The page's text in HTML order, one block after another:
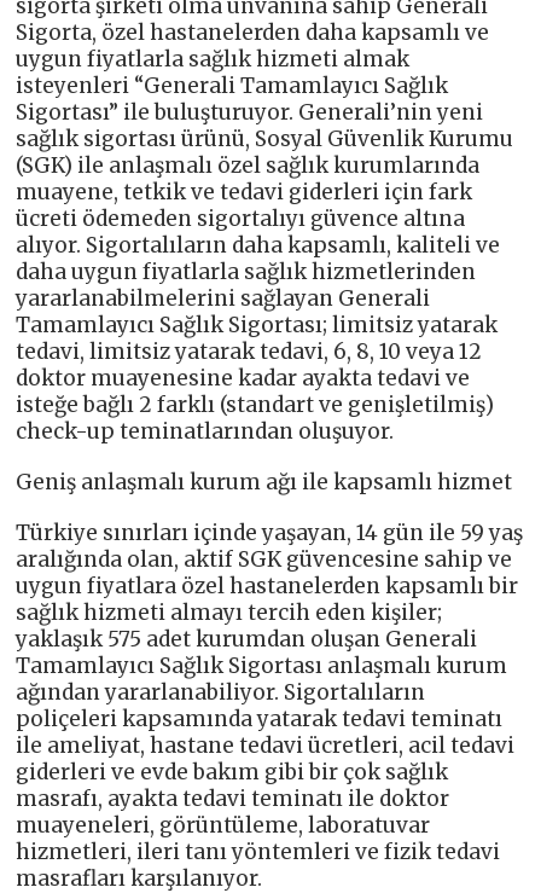
sigorta şirketi olma unvanına sahip Generali
Sigorta, özel hastanelerden daha kapsamlı ve
uygun fiyatlarla sağlık hizmeti almak
isteyenleri “Generali Tamamlayıcı Sağlık
Sigortası” ile buluşturuyor. Generali’nin yeni
sağlık sigortası ürünü, Sosyal Güvenlik Kurumu
(SGK) ile anlaşmalı özel sağlık kurumlarında
muayene, tetkik ve tedavi giderleri için fark
ücreti ödemeden sigortalıyı güvence altına
alıyor. Sigortalıların daha kapsamlı, kaliteli ve
daha uygun fiyatlarla sağlık hizmetlerinden
yararlanabilmelerini sağlayan Generali
Tamamlayıcı Sağlık Sigortası; limitsiz yatarak
tedavi, limitsiz yatarak tedavi, 6, 8, 10 veya 12
doktor muayenesine kadar ayakta tedavi ve
isteğe bağlı 2 farklı (standart ve genişletilmiş)
check-up teminatlarından oluşuyor.
Geniş anlaşmalı kurum ağı ile kapsamlı hizmet
Türkiye sınırları içinde yaşayan, 14 gün ile 59 yaş
aralığında olan, aktif SGK güvencesine sahip ve
uygun fiyatlara özel hastanelerden kapsamlı bir
sağlık hizmeti almayı tercih eden kişiler;
yaklaşık 575 adet kurumdan oluşan Generali
Tamamlayıcı Sağlık Sigortası anlaşmalı kurum
ağından yararlanabiliyor. Sigortalıların
poliçeleri kapsamında yatarak tedavi teminatı
ile ameliyat, hastane tedavi ücretleri, acil tedavi
giderleri ve evde bakım gibi bir çok sağlık
masrafı, ayakta tedavi teminatı ile doktor
muayeneleri, görüntüleme, laboratuvar
hizmetleri, ileri tanı yöntemleri ve fizik tedavi
masrafları karşılanıyor.